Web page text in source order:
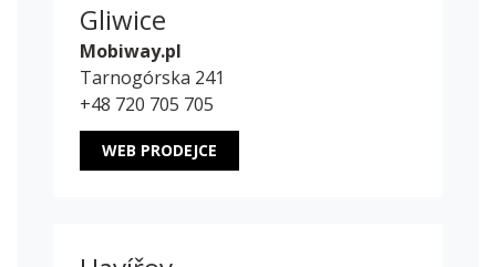
Gliwice
Mobiway.pl
Tarnogórska 241
+48 720 705 705
WEB PRODEJCE